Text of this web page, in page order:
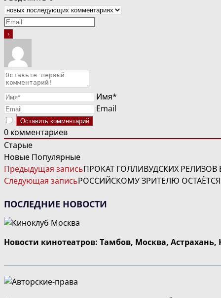
Имя*
Email
0 комментариев
Старые
Новые Популярные
ЧИТАТЬ
ДАЛЕЕ
СТАТЬИ
Предыдущая записьПРОКАТ ГОЛЛИВУДСКИХ
Следующая записьРОССИЙСКОМУ ЗРИТЕЛЮ
ПОСЛЕДНИЕ НОВОСТИ
Новости кинотеатров: Тамбов, Москва,